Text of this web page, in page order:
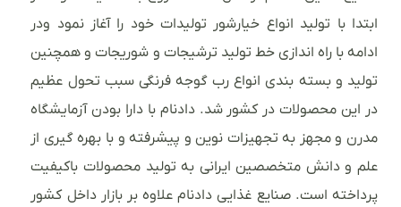
ابتدا با تولید انواع خیارشور تولیدات خود را آغاز نمود ودر
ادامه با راه اندازی خط تولید ترشیجات و شوریجات و همچنین
تولید و بسته بندی انواع رب گوجه فرنگی سبب تحول عظیم
در این محصولات در کشور شد. دادنام با دارا بودن آزمایشگاه
مدرن و مجهز به تجهیزات نوین و پیشرفته و با بهره گیری از
علم و دانش متخصصین ایرانی به تولید محصولات باکیفیت
پرداخته است. صنایع غذایی دادنام علاوه بر بازار داخل کشور